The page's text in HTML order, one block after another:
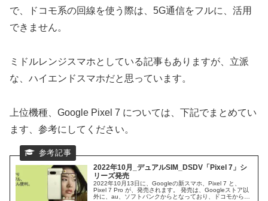
で、ドコモ系の回線を使う際は、5G通信をフルに、活用
できません。
ミドルレンジスマホとしている記事もありますが、立派
な、ハイエンドスマホだと思っています。
上位機種、Google Pixel 7 については、下記でまとめてい
ます、参考にしてください。
2022年10月_デュアルSIM_DSDV「Pixel 7」シ
リーズ発売
2022年10月13日に、Googleの新スマホ、Pixel 7 と、
Pixel 7 Pro が、発売されます。 発売は、Googleストア以
外に、au、ソフトバンクからとなっており、ドコモから